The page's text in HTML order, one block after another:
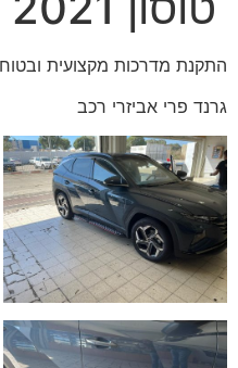
התקנת מדרכות מקצועית ובטוחה
גרנד פרי אביזרי רכב